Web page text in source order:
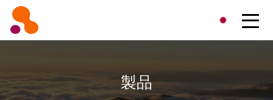
製品